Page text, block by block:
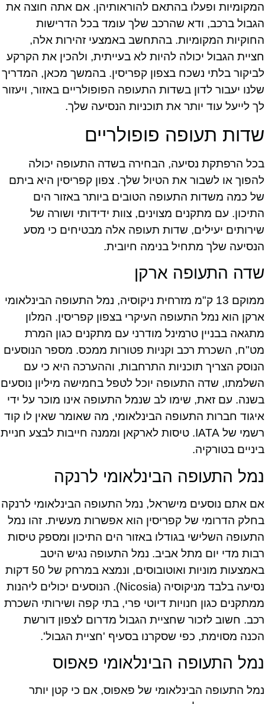
המקומיות ופעלו בהתאם להוראותיהן. אם אתה חוצה את
הגבול ברכב, ודא שהרכב שלך עומד בכל הדרישות
החוקיות המקומיות. בהתחשב באמצעי זהירות אלה,
חציית הגבול יכולה להיות לא בעייתית, ולהכין את הקרקע
לביקור בלתי נשכח בצפון קפריסין. בהמשך מכאן, המדריך
שלנו יעבור לדון בשדות התעופה הפופולריים באזור, ויעזור
לך לייעל עוד יותר את תוכניות הנסיעה שלך.
שדות תעופה פופולריים
בכל הרפתקת נסיעה, הבחירה בשדה התעופה יכולה
להפוך או לשבור את הטיול שלך. צפון קפריסין היא ביתם
של כמה משדות התעופה הטובים ביותר באזור הים
התיכון. עם מתקנים מצוינים, צוות ידידותי ושורה של
שירותים יעילים, שדות תעופה אלה מבטיחים כי מסע
הנסיעה שלך מתחיל בנימה חיובית.
שדה התעופה ארקן
ממוקם 13 ק"מ מזרחית ניקוסיה, נמל התעופה הבינלאומי
ארקן הוא נמל התעופה העיקרי בצפון קפריסין. המלון
מתגאה בבניין טרמינל מודרני עם מתקנים כגון המרת
מט"ח, השכרת רכב וקניות פטורות ממכס. מספר הנוסעים
הנוסק הצריך תוכניות התרחבות, וההערכה היא כי עם
השלמתו, שדה התעופה יוכל לטפל בחמישה מיליון נוסעים
בשנה. עם זאת, שימו לב שנמל התעופה אינו מוכר על ידי
איגוד חברות התעופה הבינלאומי, מה שאומר שאין לו קוד
רשמי של IATA. טיסות לארקאן וממנה חייבות לבצע חניית
ביניים בטורקיה.
נמל התעופה הבינלאומי לרנקה
אם אתם נוסעים מישראל, נמל התעופה הבינלאומי לרנקה
בחלק הדרומי של קפריסין הוא אפשרות מעשית. זהו נמל
התעופה השלישי בגודלו באזור הים התיכון ומספק טיסות
רבות מדי יום מתל אביב. נמל התעופה נגיש היטב
באמצעות מוניות ואוטובוסים, ונמצא במרחק של 50 דקות
נסיעה בלבד מניקוסיה (Nicosia). הנוסעים יכולים ליהנות
ממתקנים כגון חנויות דיוטי פרי, בתי קפה ושירותי השכרת
רכב. חשוב לזכור שחציית הגבול מדרום לצפון דורשת
הכנה מסוימת, כפי שסקרנו בסעיף 'חציית הגבול'.
נמל התעופה הבינלאומי פאפוס
נמל התעופה הבינלאומי של פאפוס, אם כי קטן יותר